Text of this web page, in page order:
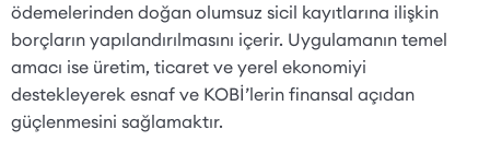
ödemelerinden doğan olumsuz sicil kayıtlarına ilişkin
borçların yapılandırılmasını içerir. Uygulamanın temel
amacı ise üretim, ticaret ve yerel ekonomiyi
destekleyerek esnaf ve KOBİ’lerin finansal açıdan
güçlenmesini sağlamaktır.